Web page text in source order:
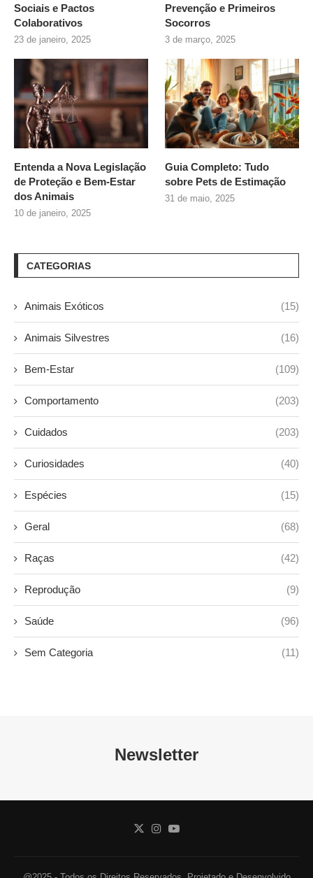
Sociais e Pactos
Colaborativos
23 de janeiro, 2025
Prevenção e Primeiros
Socorros
3 de março, 2025
Entenda a Nova Legislação
de Proteção e Bem-Estar
dos Animais
10 de janeiro, 2025
Guia Completo: Tudo
sobre Pets de Estimação
31 de maio, 2025
CATEGORIAS
Animais Exóticos (15)
Animais Silvestres (16)
Bem-Estar (109)
Comportamento (203)
Cuidados (203)
Curiosidades (40)
Espécies (15)
Geral (68)
Raças (42)
Reprodução (9)
Saúde (96)
Sem Categoria (11)
Newsletter